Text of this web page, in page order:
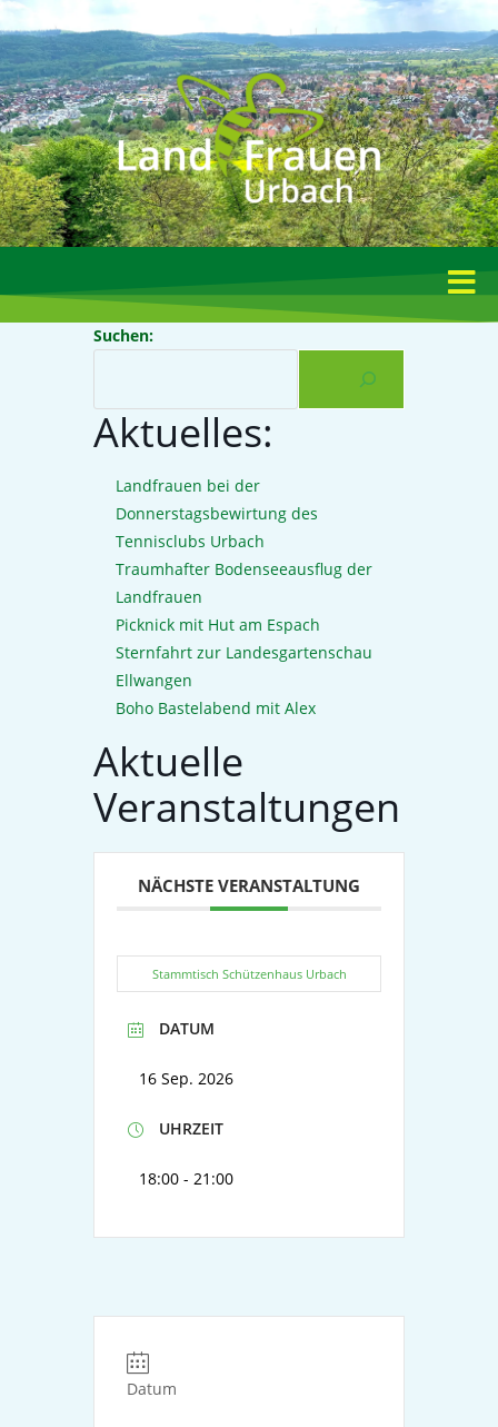
Suchen:
Aktuelles:
Landfrauen bei der
Donnerstagsbewirtung des
Tennisclubs Urbach
Traumhafter Bodenseeausflug der
Landfrauen
Picknick mit Hut am Espach
Sternfahrt zur Landesgartenschau
Ellwangen
Boho Bastelabend mit Alex
Aktuelle
Veranstaltungen
NÄCHSTE VERANSTALTUNG
Stammtisch Schützenhaus Urbach
DATUM
16 Sep. 2026
UHRZEIT
18:00 - 21:00
Datum